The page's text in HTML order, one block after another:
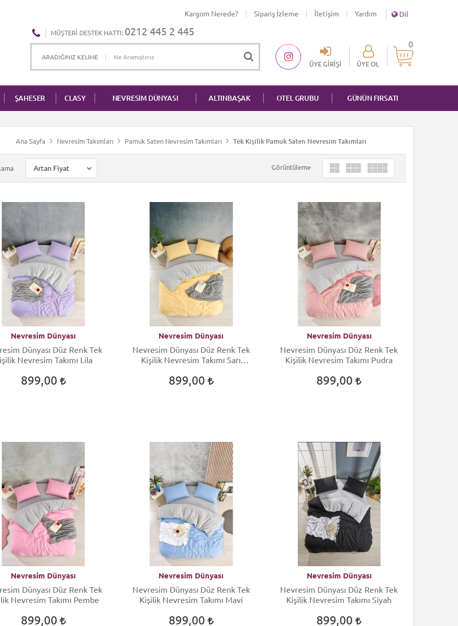
Kargom Nerede? Sipariş İzleme İletişim Yardım Dil
0
ÜYE GIRIŞI ÜYE OL
MÜŞTERI DESTEK HATTI: 0212 445 2 445
ŞAHESER CLASY NEVRESİM DÜNYASI ALTINBAŞAK OTEL GRUBU GÜNÜN FIRSATI
Ana Sayfa Nevresim Takımları Pamuk Saten Nevresim Takımları Tek Kişilik Pamuk Saten Nevresim Takımları
Görüntüleme
Nevresim Dünyası
Dünyası Düz Renk Tek
Nevresim Takımı Lila
899,00
Nevresim Dünyası
Nevresim Dünyası Düz Renk Tek
Kişilik Nevresim Takımı Sarı
899,00
Nevresim Dünyası
Nevresim Dünyası Düz Renk Tek
Kişilik Nevresim Takımı Pudra
899,00
Nevresim Dünyası
Dünyası Düz Renk Tek
Nevresim Takımı Pembe
899,00
Nevresim Dünyası
Nevresim Dünyası Düz Renk Tek
Kişilik Nevresim Takımı Mavi
899,00
Nevresim Dünyası
Nevresim Dünyası Düz Renk Tek
Kişilik Nevresim Takımı Siyah
899,00